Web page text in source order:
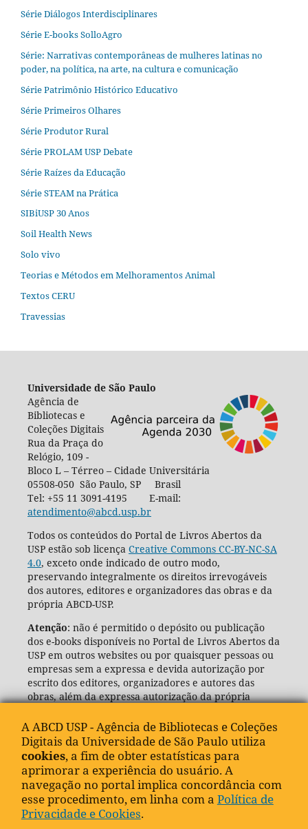
Série Diálogos Interdisciplinares
Série E-books SolloAgro
Série: Narrativas contemporâneas de mulheres latinas no
poder, na política, na arte, na cultura e comunicação
Série Patrimônio Histórico Educativo
Série Primeiros Olhares
Série Produtor Rural
Série PROLAM USP Debate
Série Raízes da Educação
Série STEAM na Prática
SIBiUSP 30 Anos
Soil Health News
Solo vivo
Teorias e Métodos em Melhoramentos Animal
Textos CERU
Travessias
Universidade de São Paulo
Agência de
Bibliotecas e
Coleções Digitais
Rua da Praça do
Relógio, 109 -
Bloco L – Térreo – Cidade Universitária
05508-050 São Paulo, SP Brasil
Tel: +55 11 3091-4195 E-mail:
atendimento@abcd.usp.br
Todos os conteúdos do Portal de Livros Abertos da
USP estão sob licença Creative Commons CC-BY-NC-SA
4.0, exceto onde indicado de outro modo,
preservando integralmente os direitos irrevogáveis
dos autores, editores e organizadores das obras e da
própria ABCD-USP.
Atenção: não é permitido o depósito ou publicação
dos e-books disponíveis no Portal de Livros Abertos da
USP em outros websites ou por quaisquer pessoas ou
empresas sem a expressa e devida autorização por
escrito dos editores, organizadores e autores das
obras, além da expressa autorização da própria
(ABCD-USP).
A ABCD USP - Agência de Bibliotecas e Coleções
Digitais da Universidade de São Paulo utiliza
cookies, a fim de obter estatísticas para
aprimorar a experiência do usuário. A
navegação no portal implica concordância com
esse procedimento, em linha com a Política de
Privacidade e Cookies.